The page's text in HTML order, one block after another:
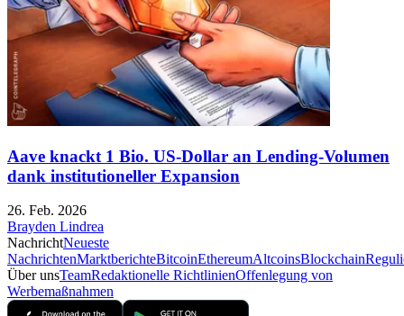
Aave knackt 1 Bio. US-Dollar an Lending-Volumen
dank institutioneller Expansion
26. Feb. 2026
Brayden Lindrea
NachrichtNeueste
NachrichtenMarktberichteBitcoinEthereumAltcoinsBlockchain
Über unsTeamRedaktionelle RichtlinienOffenlegung von
Werbemaßnahmen